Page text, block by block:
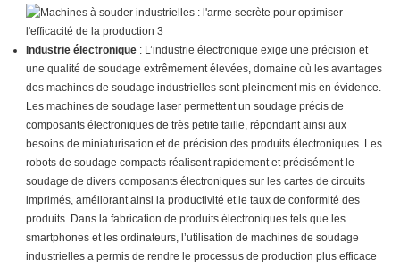
Industrie électronique : L’industrie électronique exige une précision et
une qualité de soudage extrêmement élevées, domaine où les avantages
des machines de soudage industrielles sont pleinement mis en évidence.
Les machines de soudage laser permettent un soudage précis de
composants électroniques de très petite taille, répondant ainsi aux
besoins de miniaturisation et de précision des produits électroniques. Les
robots de soudage compacts réalisent rapidement et précisément le
soudage de divers composants électroniques sur les cartes de circuits
imprimés, améliorant ainsi la productivité et le taux de conformité des
produits. Dans la fabrication de produits électroniques tels que les
smartphones et les ordinateurs, l’utilisation de machines de soudage
industrielles a permis de rendre le processus de production plus efficace